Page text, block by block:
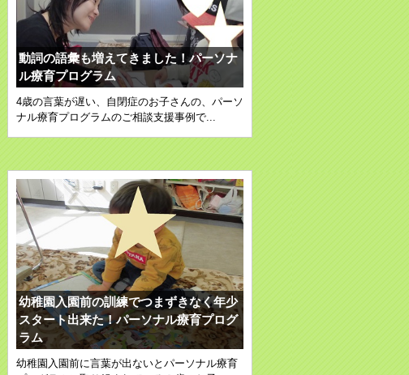
動詞の語彙も増えてきました！パーソナ
ル療育プログラム
4歳の言葉が遅い、自閉症のお子さんの、パーソ
ナル療育プログラムのご相談支援事例で...
幼稚園入園前の訓練でつまずきなく年少
スタート出来た！パーソナル療育プログ
ラム
幼稚園入園前に言葉が出ないとパーソナル療育